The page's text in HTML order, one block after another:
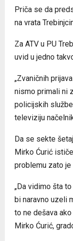
Priča se da
na vrata
Za ATV u PU
uvid u jedno
„Zvaničnih
nismo primali ni
policijskih
televiziju
Da se sekte
Mirko Ćurić
problemu zato
„Da vidimo šta
bi naravno uzeli
to ne dešava
Mirko Ćurić,